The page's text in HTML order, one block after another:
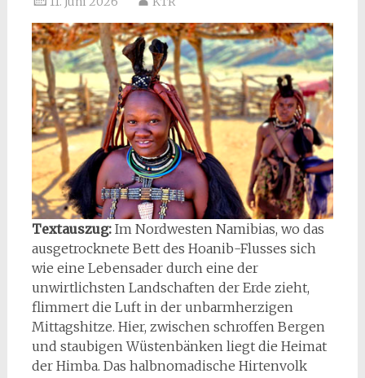
Textauszug: Im Nordwesten Namibias, wo das
ausgetrocknete Bett des Hoanib-Flusses sich
wie eine Lebensader durch eine der
unwirtlichsten Landschaften der Erde zieht,
flimmert die Luft in der unbarmherzigen
Mittagshitze. Hier, zwischen schroffen Bergen
und staubigen Wüstenbänken liegt die Heimat
der Himba. Das halbnomadische Hirtenvolk